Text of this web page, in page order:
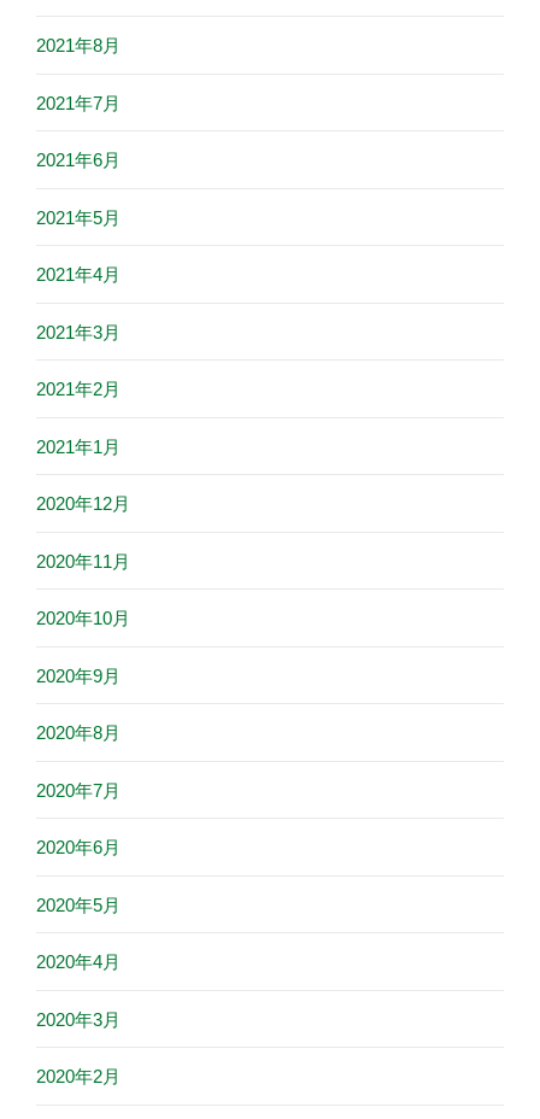
2021年8月
2021年7月
2021年6月
2021年5月
2021年4月
2021年3月
2021年2月
2021年1月
2020年12月
2020年11月
2020年10月
2020年9月
2020年8月
2020年7月
2020年6月
2020年5月
2020年4月
2020年3月
2020年2月